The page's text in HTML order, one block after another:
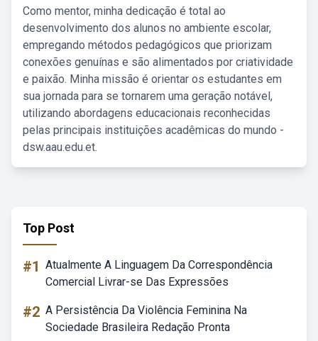
Como mentor, minha dedicação é total ao
desenvolvimento dos alunos no ambiente escolar,
empregando métodos pedagógicos que priorizam
conexões genuínas e são alimentados por criatividade
e paixão. Minha missão é orientar os estudantes em
sua jornada para se tornarem uma geração notável,
utilizando abordagens educacionais reconhecidas
pelas principais instituições acadêmicas do mundo -
dsw.aau.edu.et.
Top Post
#1 Atualmente A Linguagem Da Correspondência
Comercial Livrar-se Das Expressões
#2 A Persistência Da Violência Feminina Na
Sociedade Brasileira Redação Pronta